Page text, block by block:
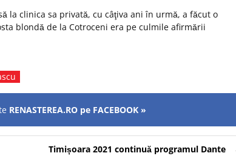
la clinica sa privată, cu câţiva ani în urmă, a făcut o
blondă de la Cotroceni era pe culmile afirmării
RENASTEREA.RO pe FACEBOOK »
Timișoara 2021 continuă programul Dante